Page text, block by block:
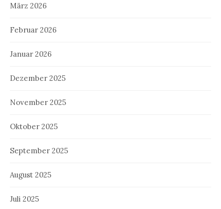
März 2026
Februar 2026
Januar 2026
Dezember 2025
November 2025
Oktober 2025
September 2025
August 2025
Juli 2025